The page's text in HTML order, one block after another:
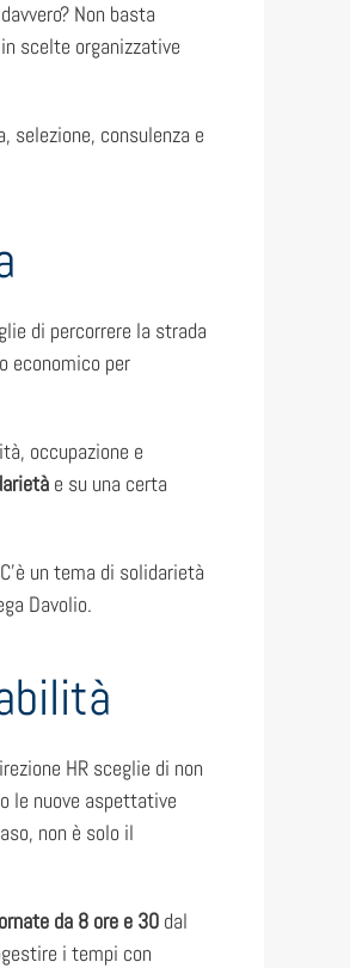
Non basta
scelte organizzative
selezione, consulenza e
di percorrere la strada
economico per
occupazione e
e su una certa
un tema di solidarietà
Davolio.
HR sceglie di non
le nuove aspettative
non è solo il
da 8 ore e 30 dal
i tempi con